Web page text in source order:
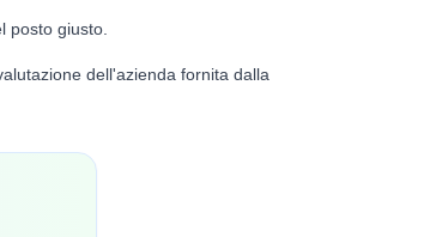
posto giusto.
dell'azienda fornita dalla